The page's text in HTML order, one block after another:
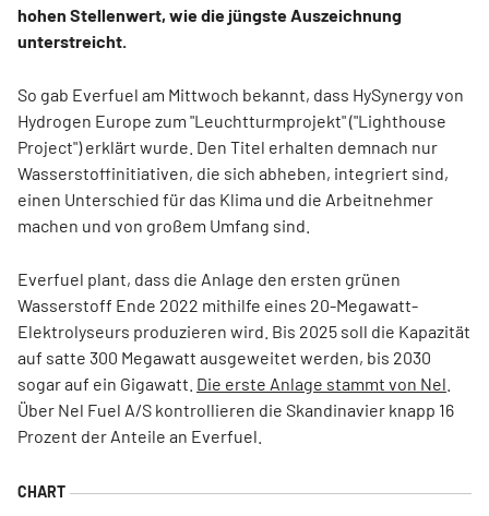
hohen Stellenwert, wie die jüngste Auszeichnung
unterstreicht.
So gab Everfuel am Mittwoch bekannt, dass HySynergy von
Hydrogen Europe zum "Leuchtturmprojekt" ("Lighthouse
Project") erklärt wurde. Den Titel erhalten demnach nur
Wasserstoffinitiativen, die sich abheben, integriert sind,
einen Unterschied für das Klima und die Arbeitnehmer
machen und von großem Umfang sind.
Everfuel plant, dass die Anlage den ersten grünen
Wasserstoff Ende 2022 mithilfe eines 20-Megawatt-
Elektrolyseurs produzieren wird. Bis 2025 soll die Kapazität
auf satte 300 Megawatt ausgeweitet werden, bis 2030
sogar auf ein Gigawatt. Die erste Anlage stammt von Nel
Über Nel Fuel A/S kontrollieren die Skandinavier knapp 16
Prozent der Anteile an Everfuel.